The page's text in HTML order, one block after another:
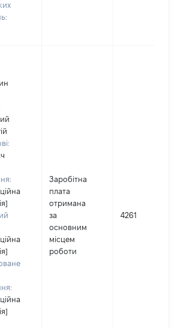
Заробітна
плата
отримана
за
основним
місцем
роботи
4261